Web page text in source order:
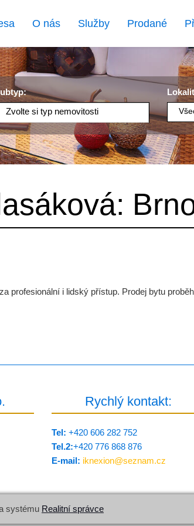
O nás Služby Prodané
Zvolte si typ nemovitosti
profesionální i lidský přístup. Prodej bytu
Rychlý kontakt:
Tel: +420 606 282 752
Tel.2:+420 776 8­68 876
E-mail: iknexion@seznam.cz
systému Realitní správce